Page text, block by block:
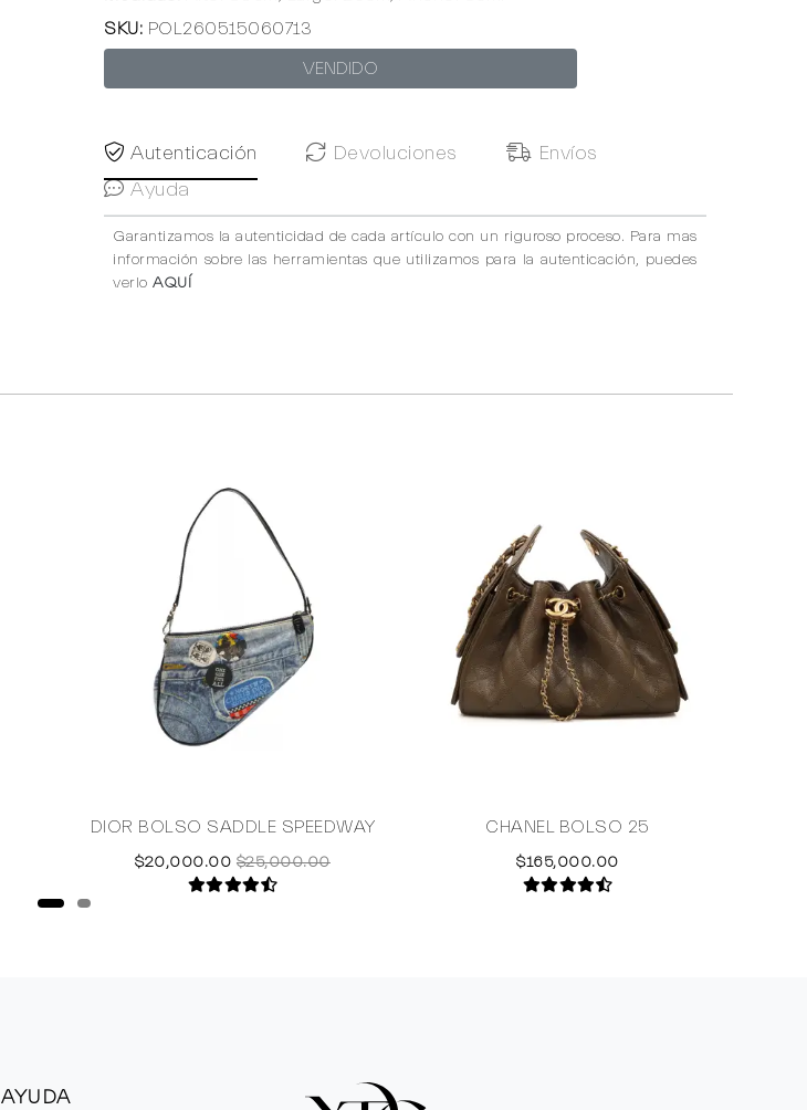
SKU: POL260515060713
VENDIDO
Autenticación Devoluciones
Envíos
Ayuda
Garantizamos la autenticidad de cada artículo con un riguroso proceso. Para mas
información sobre las herramientas que utilizamos para la autenticación, puedes
verlo AQUÍ
DIOR BOLSO SADDLE SPEEDWAY
$20,000.00 $25,000.00
CHANEL BOLSO 25
$165,000.00
AYUDA